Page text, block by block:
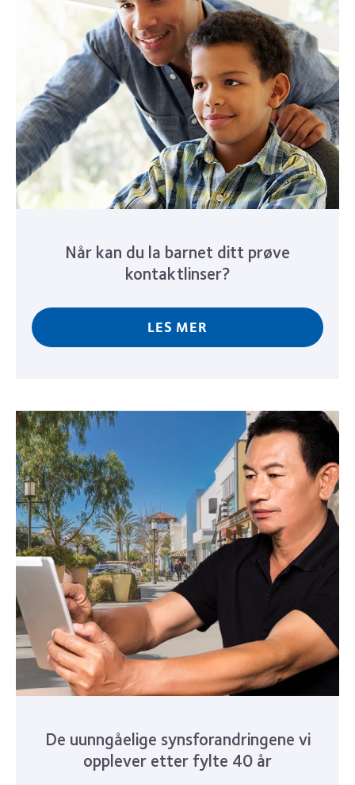
Når kan du la barnet ditt prøve
kontaktlinser?
LES MER
De uunngåelige synsforandringene vi
opplever etter fylte 40 år